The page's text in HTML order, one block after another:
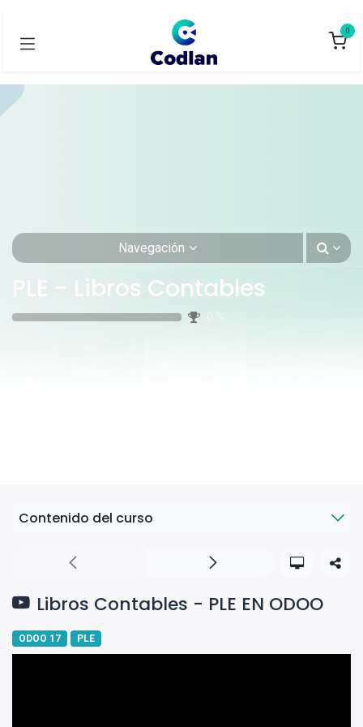
0
Navegación
PLE - Libros Contables
Contenido del curso
Libros Contables - PLE EN ODOO
ODOO 17 PLE